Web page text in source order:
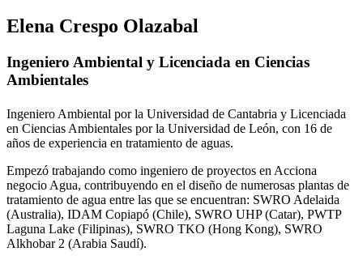
Elena Crespo Olazabal
Ingeniero Ambiental y Licenciada en Ciencias
Ambientales
Ingeniero Ambiental por la Universidad de Cantabria y Licenciada
en Ciencias Ambientales por la Universidad de León, con 16 de
años de experiencia en tratamiento de aguas.
Empezó trabajando como ingeniero de proyectos en Acciona
negocio Agua, contribuyendo en el diseño de numerosas plantas de
tratamiento de agua entre las que se encuentran: SWRO Adelaida
(Australia), IDAM Copiapó (Chile), SWRO UHP (Catar), PWTP
Laguna Lake (Filipinas), SWRO TKO (Hong Kong), SWRO
Alkhobar 2 (Arabia Saudí).